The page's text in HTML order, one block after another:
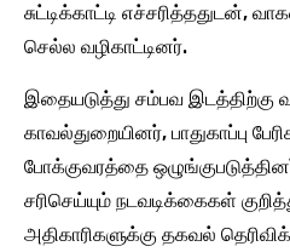
சுட்டிக்காட்டி எச்சரித்ததுடன்,
செல்ல வழிகாட்டினர்.
இதையடுத்து சம்பவ இடத்திற்கு
காவல்துறையினர், பாதுகாப்பு
போக்குவரத்தை
சரிசெய்யும் நடவடிக்கைகள்
அதிகாரிகளுக்கு தகவல்